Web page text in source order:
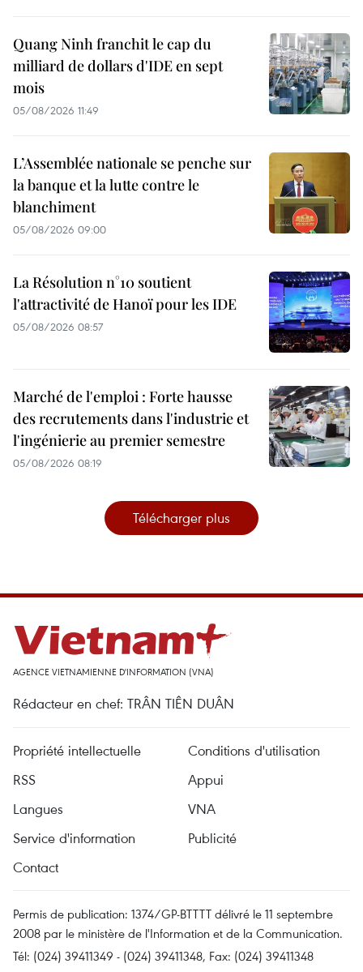
Quang Ninh franchit le cap du
milliard de dollars d'IDE en sept
mois
05/08/2026 11:49
L’Assemblée nationale se penche sur
la banque et la lutte contre le
blanchiment
05/08/2026 09:00
La Résolution n°10 soutient
l'attractivité de Hanoï pour les IDE
05/08/2026 08:57
Marché de l'emploi : Forte hausse
des recrutements dans l'industrie et
l'ingénierie au premier semestre
05/08/2026 08:19
Télécharger plus
AGENCE VIETNAMIENNE D'INFORMATION (VNA)
Rédacteur en chef: TRÂN TIÊN DUÂN
Propriété intellectuelle
Conditions d'utilisation
RSS
Appui
Langues
VNA
Service d'information
Publicité
Contact
Permis de publication: 1374/GP-BTTTT délivré le 11 septembre
2008 par le ministère de l'Information et de la Communication.
Tél: (024) 39411349 - (024) 39411348, Fax: (024) 39411348